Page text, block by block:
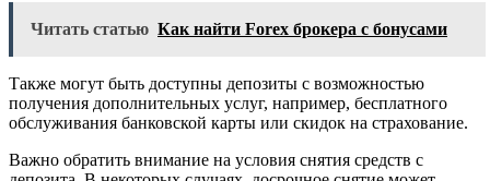
Читать статью Как найти Forex брокера с бонусами
Также могут быть доступны депозиты с возможностью
получения дополнительных услуг, например, бесплатного
обслуживания банковской карты или скидок на страхование.
Важно обратить внимание на условия снятия средств с